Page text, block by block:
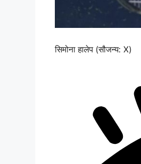
सिमोना हालेप (सौजन्य: X)